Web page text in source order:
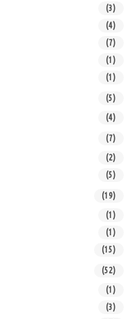
(3)
(4)
(7)
(1)
(1)
(5)
(4)
(7)
(2)
(5)
(19)
(1)
(1)
(15)
(52)
(1)
(3)